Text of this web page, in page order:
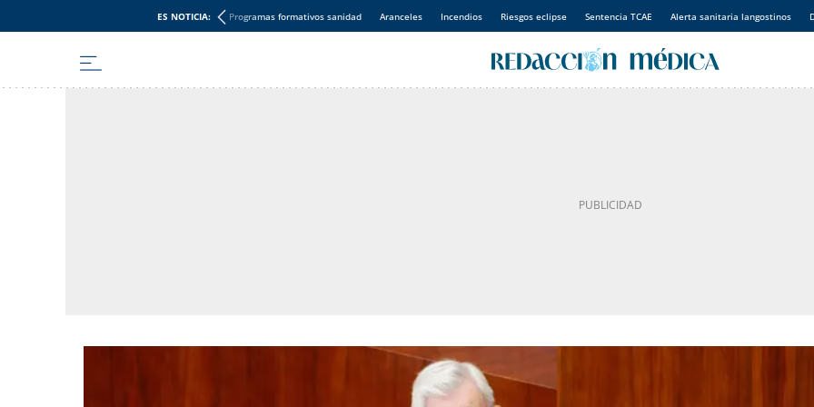
ES NOTICIA: Programas formativos sanidad Aranceles Incendios Riesgos eclipse Sentencia TCAE Alerta sanitaria langostinos